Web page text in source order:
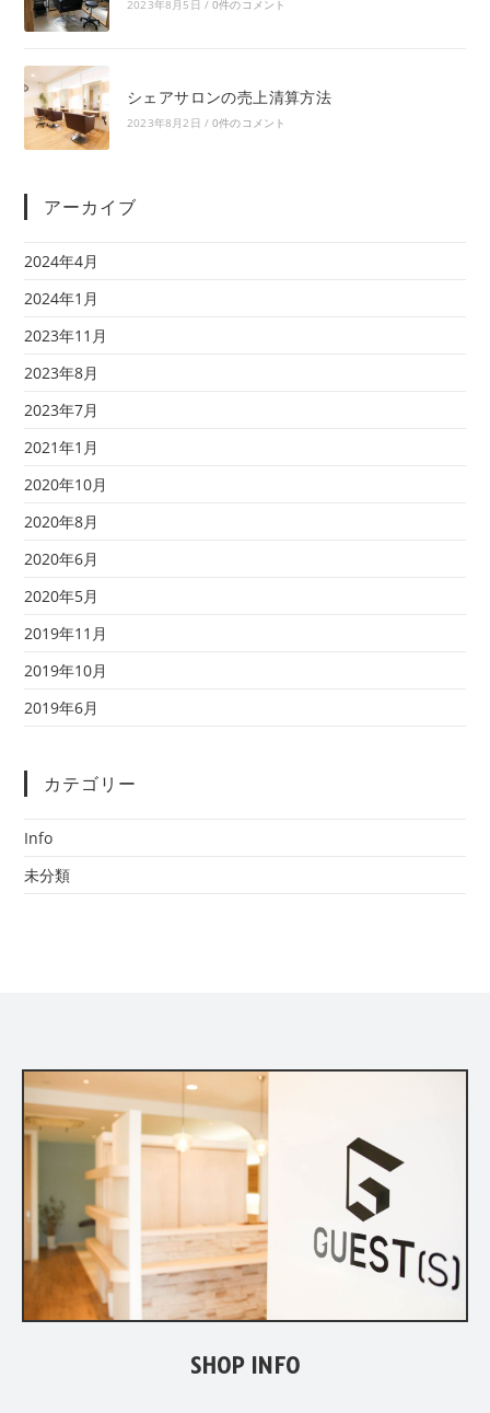
2023年8月5日 / 0件のコメント
シェアサロンの売上清算方法
2023年8月2日 / 0件のコメント
アーカイブ
2024年4月
2024年1月
2023年11月
2023年8月
2023年7月
2021年1月
2020年10月
2020年8月
2020年6月
2020年5月
2019年11月
2019年10月
2019年6月
カテゴリー
Info
未分類
SHOP INFO